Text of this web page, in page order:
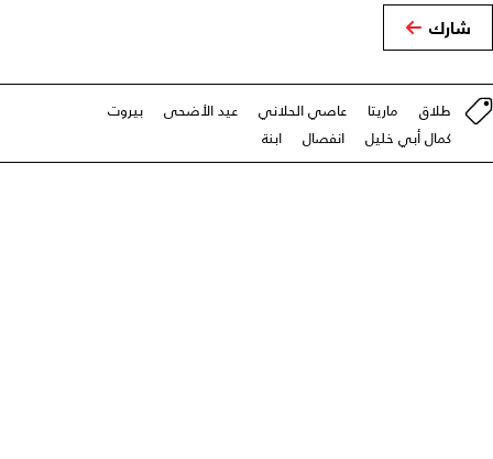
شارك
طلاق ماريتا عاصي الحلاني عيد الأضحى
بيروت
كمال أبي خليل
انفصال ابنة